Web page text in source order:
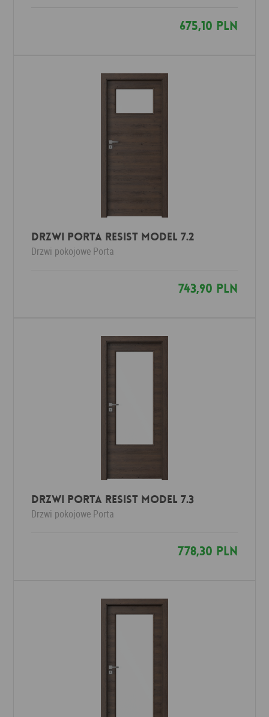
675,10 PLN
Drzwi Porta RESIST Model 7.2
Drzwi pokojowe Porta
743,90 PLN
Drzwi Porta RESIST Model 7.3
Drzwi pokojowe Porta
778,30 PLN